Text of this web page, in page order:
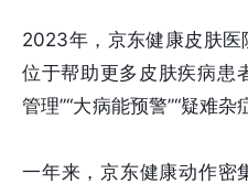
2023年，京东健康皮肤医
位于帮助更多皮肤疾病患
管理”“大病能预警”“疑难杂
一年来，京东健康动作密